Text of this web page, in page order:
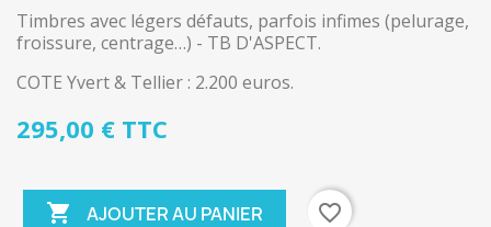
Timbres avec légers défauts, parfois infimes (pelurage,
froissure, centrage…) - TB D'ASPECT.
COTE Yvert & Tellier : 2.200 euros.
295,00 € TTC
 AJOUTER AU PANIER favorite_border